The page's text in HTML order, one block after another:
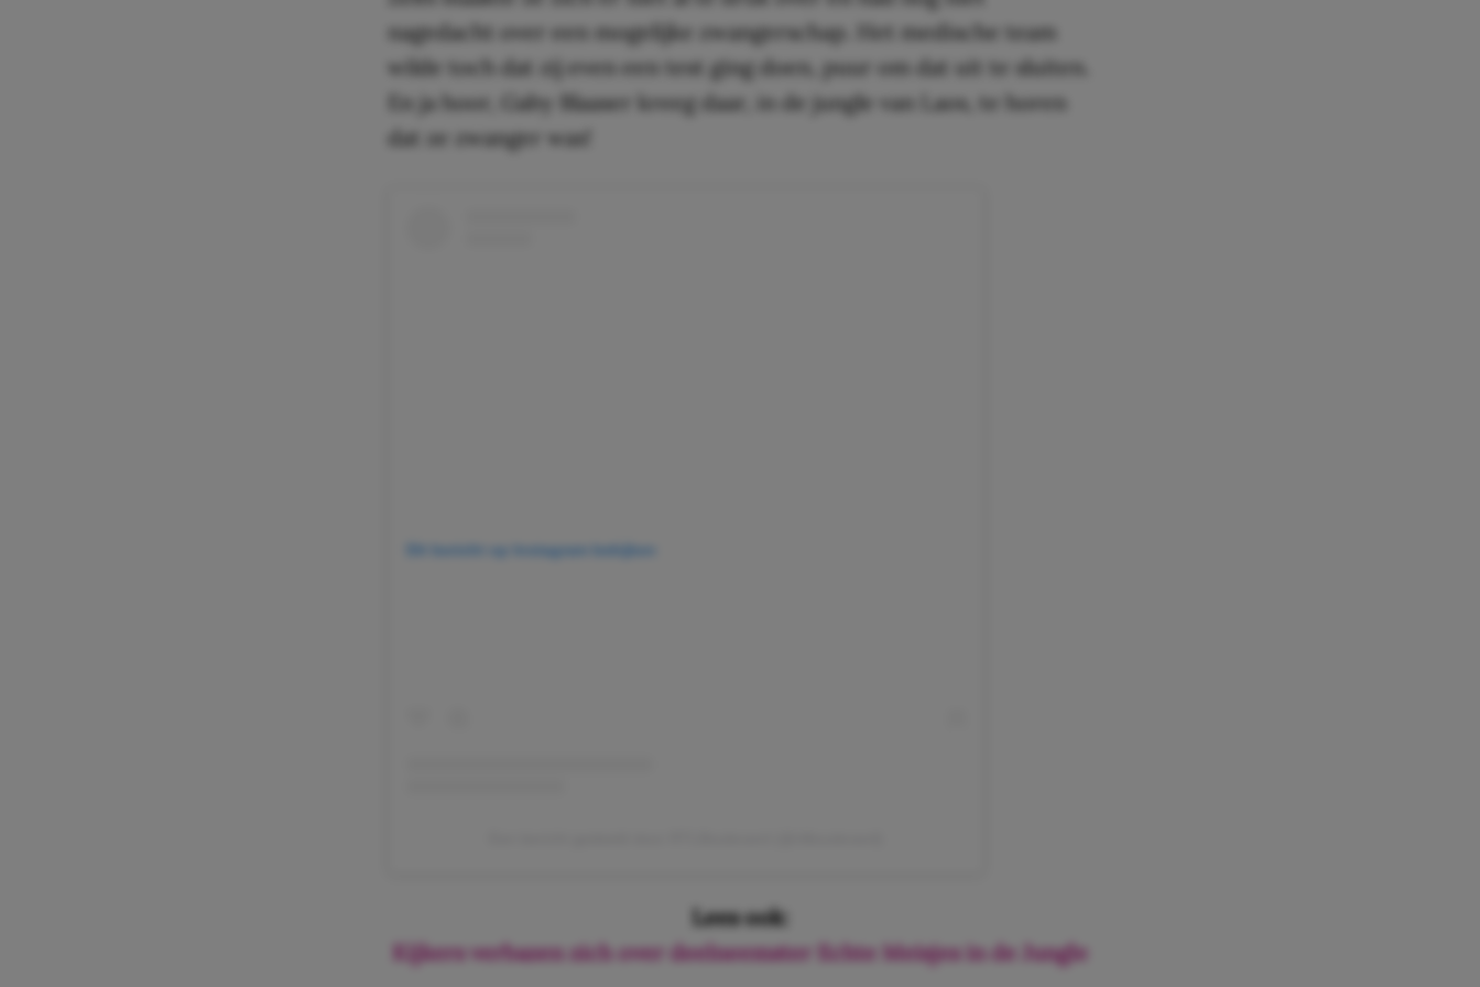
nagedacht over een mogelijke zwangerschap. Het medische team
wilde toch dat zij even een test ging doen, puur om dat uit te sluiten.
En ja hoor, Gaby Blaaser kreeg daar, in de jungle van Laos, te horen
dat ze zwanger was!
Dit bericht op Instagram bekijken
Lees ook:
Kijkers verbazen zich over deelneemster Echte Meisjes in de Jungle